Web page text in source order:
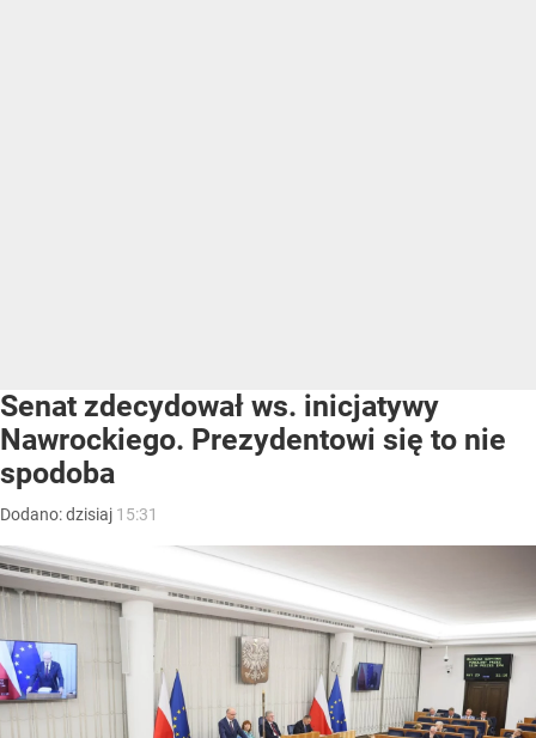
Senat zdecydował ws. inicjatywy
Nawrockiego. Prezydentowi się to nie
spodoba
Dodano:dzisiaj 15:31